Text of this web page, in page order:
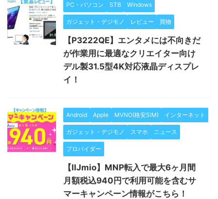
PC・パソコン STB Windows
ガジェット・デジモノ レビュー 買物
【P3222QE】エンタメには不向きだ
が作業用に最適なクリエイター向け
デル製31.5型4K対応液晶ディスプレ
イ！
Android Apple MVNO(格安SIM) インターネット
ガジェット・デジモノ スマホ ニュース
プロバイダー
【IIJmio】MNP転入で最大6ヶ月間
月額税込940円で利用可能を含むサ
マーキャンペーン情報がこちら！